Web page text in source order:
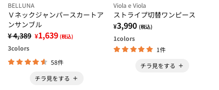
BELLUNA
Ｖネックジャンパースカートア
ンサンブル
¥ 4,389 ¥1,639 (税込)
3colors
58件
チラ見をする
Viola e Viola
ストライプ切替ワンピース
¥3,990 (税込)
1colors
1件
チラ見をする